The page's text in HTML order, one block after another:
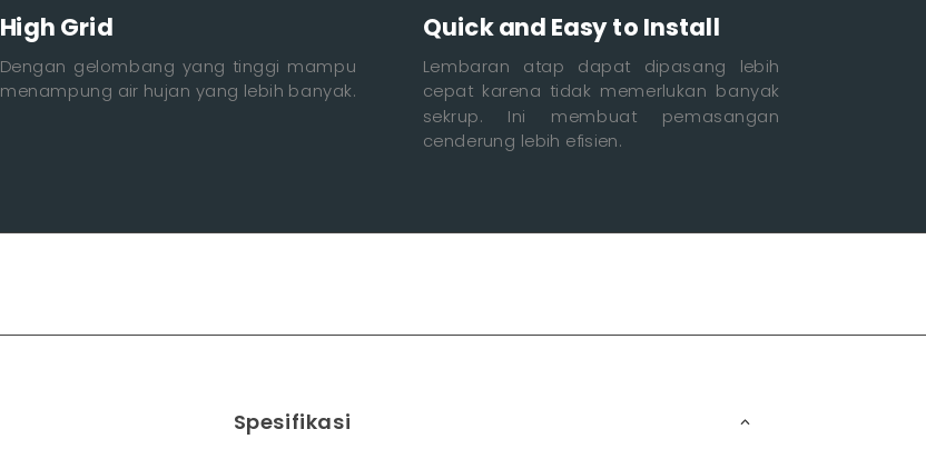
High Grid
Dengan gelombang yang tinggi mampu
menampung air hujan yang lebih banyak.
Quick and Easy to Install
Lembaran atap dapat dipasang lebih
cepat karena tidak memerlukan banyak
sekrup. Ini membuat pemasangan
cenderung lebih efisien.
Spesifikasi